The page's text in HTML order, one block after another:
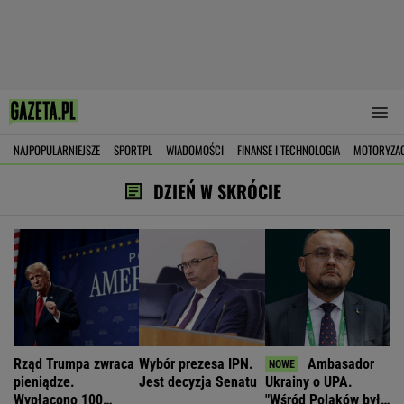
NAJPOPULARNIEJSZE SPORT.PL WIADOMOŚCI FINANSE I TECHNOLOGIA
DZIEŃ W SKRÓCIE
Rząd Trumpa zwraca
pieniądze.
Wypłacono 100
Wybór prezesa IPN.
Jest decyzja Senatu
Ambasador
Ukrainy o UPA.
"Wśród Polaków było